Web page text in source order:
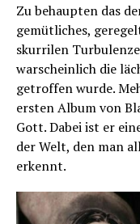
Zu behaupten das
gemütliches,
skurrilen
warscheinlich die
getroffen wurde.
ersten Album von
Gott. Dabei ist er
der Welt, den man
erkennt.